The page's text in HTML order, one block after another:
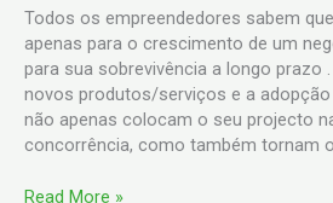
Todos os empreendedores sabem
apenas para o crescimento de um
para sua sobrevivência a longo prazo
novos produtos/serviços e a
não apenas colocam o seu projecto
concorrência, como também tornam
preço
Read More »